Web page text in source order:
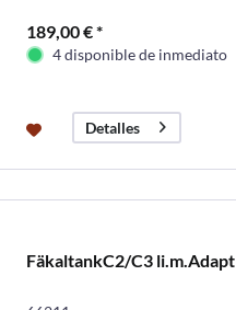
189,00 € *
4 disponible de inmediato
Detalles
FäkaltankC2/C3 li.m.Adapt